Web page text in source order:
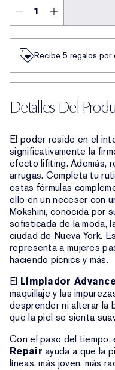
Recibe 5 regalos
Detalles Del
El poder reside en el
significativamente la
efecto lifiting. Además,
arrugas. Completa tu
estas fórmulas
ello en un neceser con
Mokshini, conocida por
sofisticada de la moda,
ciudad de Nueva York.
representa a mujeres
haciendo pícnics y más.
El Limpiador
maquillaje y las
desprender ni alterar la
que la piel se sienta
Con el paso del
Repair ayuda a que la
líneas, más joven, más